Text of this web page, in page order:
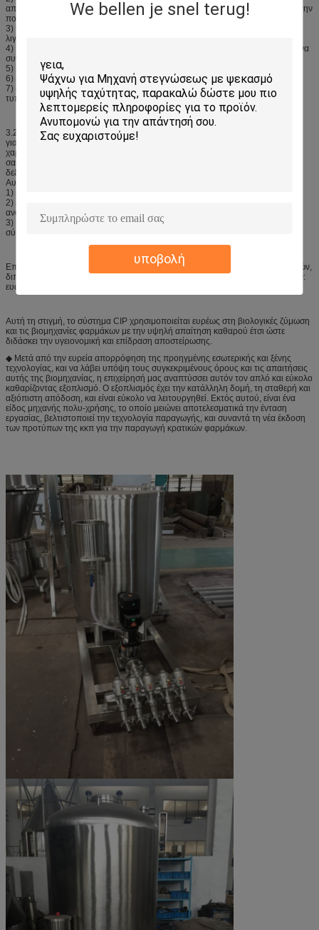
We bellen je snel terug!
υποβολή
απολύμανσης, να εγγυηθεί τις απαιτήσεις υγείας, είναι χρήσιμος να βελτιώσει την
ποιότητα των προϊόντων.
3) για να καθαρίσετε το δρόμο, μπορέστε καλύψεις εργαστηρίων μια περιοχή
λιγότεροι.
4) το απορρυπαντικό μπορεί να είναι ανακυκλωμένη, υψηλή χρησιμοποίηση, να
συγκρίνει επίσης εκτός από τον ατμό και το νερό.
5) λιγότερος που φορά τα μέρη, η ζωή υπηρεσιών εξοπλισμού είναι μακρύς.
6) είναι κατάλληλος για το μεγάλο, μέσο και μικρό καθαρισμό εξοπλισμού.
7) ο καθαρισμός μπορεί να πραγματοποιήσει την αυτοματοποίηση και
τυποποιημένος.
3.2, ο σκοπός και τα χαρακτηριστικά αυτού του εξοπλισμού χρησιμοποιούνται
για το μεγάλο και μέσου μεγέθους συγκεντρωμένο γαλακτοκομείο έλεγχο. Το
χαρακτηριστικό του είναι όξινη δεξαμενή, η αλκαλική δεξαμενή ποτού και η
σαφής δεξαμενή νερού αντίστοιχα από τον ανεξάρτητο τριών τοποθετούν σε
δεξαμενή, αποκαλούμενος επιτόπιος καθαρίζοντας εξοπλισμός δεξαμενών.
Αυτός ο εξοπλισμός έχει τα ακόλουθα χαρακτηριστικά γνωρίσματα:
1) με έναν διανομέα για τον πολλαπλάσιο καθαρισμό, αντίστοιχα.
2) έχει τον εξοπλισμό επιστροφής σωληνώσεων, το λοσιόν μπορεί να
ανακυκλωθεί, εκτός από ένα λοσιόν, και την καλή υγιεινή.
3) το μέγεθος δεξαμενών αποθήκευσης, τρόπος ελέγχου μπορεί να τεθεί
σύμφωνα με τις απαιτήσεις χρηστών.
Επιλεγμένος σύμφωνα με τη τεχνολογική διαδικασία: ο ενιαίος τύπος δεξαμενών,
διπλάσιο τοποθετεί σε δεξαμενή τον τύπο, χωριστή επιλογή typeasol σωμάτων:
ευφυής και χειρωνακτικός
Αυτή τη στιγμή, το σύστημα CIP χρησιμοποιείται ευρέως στη βιολογικές ζύμωση
και τις βιομηχανίες φαρμάκων με την υψηλή απαίτηση καθαρού έτσι ώστε
διδάσκει την υγειονομική και επίδραση αποστείρωσης.
◆ Μετά από την ευρεία απορρόφηση της προηγμένης εσωτερικής και ξένης
τεχνολογίας, και να λάβει υπόψη τους συγκεκριμένους όρους και τις απαιτήσεις
αυτής της βιομηχανίας, η επιχείρησή μας αναπτύσσει αυτόν τον απλό και εύκολο
καθαρίζοντας εξοπλισμό. Ο εξοπλισμός έχει την κατάλληλη δομή, τη σταθερή και
αξιόπιστη απόδοση, και είναι εύκολο να λειτουργηθεί. Εκτός αυτού, είναι ένα
είδος μηχανής πολυ-χρήσης, το οποίο μειώνει αποτελεσματικά την ένταση
εργασίας, βελτιστοποιεί την τεχνολογία παραγωγής, και συναντά τη νέα έκδοση
των προτύπων της κκπ για την παραγωγή κρατικών φαρμάκων.